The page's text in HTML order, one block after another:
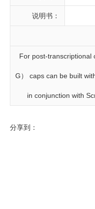
说明书：
For post-transcriptional
G） caps can be built
in conjunction with
分享到：